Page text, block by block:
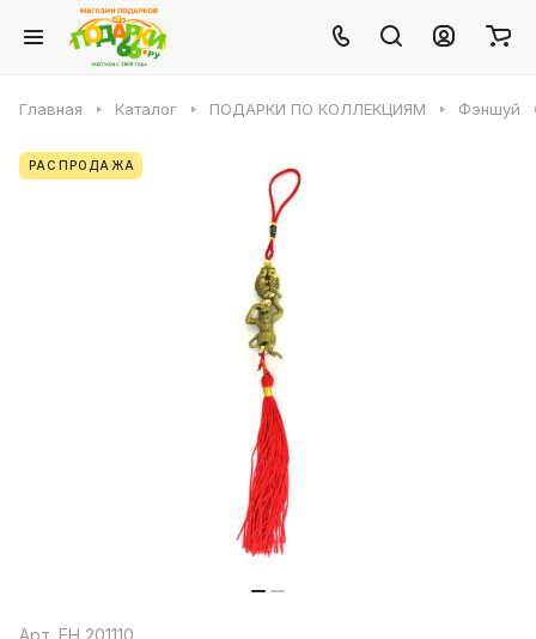
Главная Каталог ПОДАРКИ ПО КОЛЛЕКЦИЯМ Фэншуй
РАСПРОДАЖА